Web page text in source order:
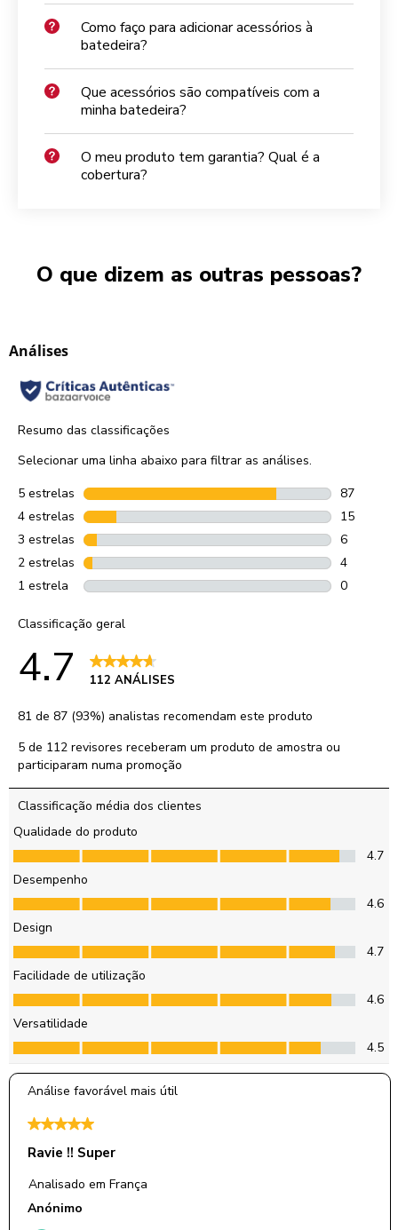
Como faço para adicionar acessórios à
batedeira?
Que acessórios são compatíveis com a
minha batedeira?
O meu produto tem garantia? Qual é a
cobertura?
O que dizem as outras pessoas?